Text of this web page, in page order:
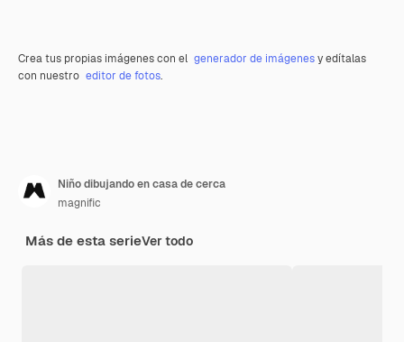
Crea tus propias imágenes con el generador de imágenesy edítalas
con nuestro editor de fotos.
Niño dibujando en casa de cerca
magnific
Más de esta serieVer todo